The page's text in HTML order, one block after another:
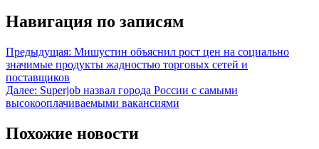
Навигация по записям
Предыдущая: Мишустин объяснил рост цен на социально
значимые продукты жадностью торговых сетей и
поставщиков
Далее: Superjob назвал города России с самыми
высокооплачиваемыми вакансиями
Похожие новости